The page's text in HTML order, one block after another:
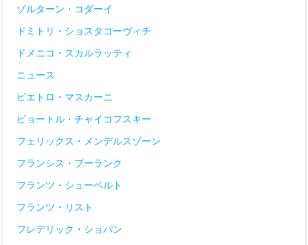
ゾルターン・コダーイ
ドミトリ・ショスタコーヴィチ
ドメニコ・スカルラッティ
ニュース
ピエトロ・マスカーニ
ピョートル・チャイコフスキー
フェリックス・メンデルスゾーン
フランシス・プーランク
フランツ・シューベルト
フランツ・リスト
フレデリック・ショパン